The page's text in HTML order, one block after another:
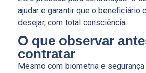
ajudar e garantir que o beneficiário
desejar, com total consciência.
O que observar
contratar
Mesmo com biometria e